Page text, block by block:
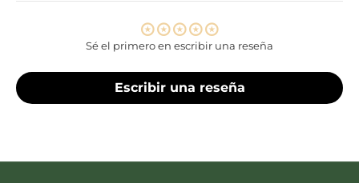
Sé el primero en escribir una reseña
Escribir una reseña